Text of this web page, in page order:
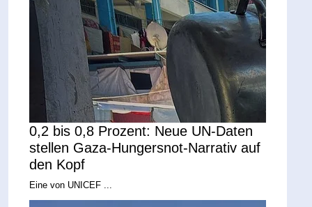
0,2 bis 0,8 Prozent: Neue UN-Daten
stellen Gaza-Hungersnot-Narrativ auf
den Kopf
Eine von UNICEF ...